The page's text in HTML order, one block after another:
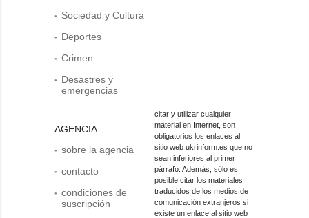
Sociedad y Cultura
Deportes
Crimen
Desastres y
emergencias
AGENCIA
sobre la agencia
contacto
condiciones de
suscripción
citar y utilizar cualquier
material en Internet, son
obligatorios los enlaces al
sitio web ukrinform.es que no
sean inferiores al primer
párrafo. Además, sólo es
posible citar los materiales
traducidos de los medios de
comunicación extranjeros si
existe un enlace al sitio web